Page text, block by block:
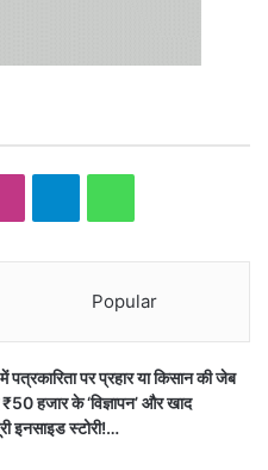
Popular
पत्रकारिता पर प्रहार या किसान की जेब
हजार के ‘विज्ञापन’ और खाद
इनसाइड स्टोरी!…